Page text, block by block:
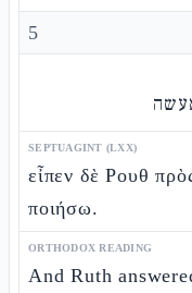
5
SEPTUAGINT (LXX)
εἶπεν δὲ Ρουθ
ποιήσω.
ORTHODOX READING
And Ruth